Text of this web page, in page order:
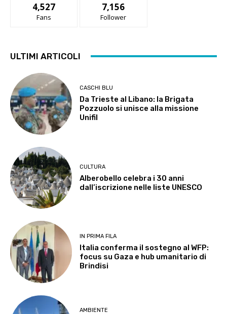
4,527
Fans
7,156
Follower
ULTIMI ARTICOLI
CASCHI BLU
Da Trieste al Libano: la Brigata
Pozzuolo si unisce alla missione
Unifil
CULTURA
Alberobello celebra i 30 anni
dall’iscrizione nelle liste UNESCO
IN PRIMA FILA
Italia conferma il sostegno al WFP:
focus su Gaza e hub umanitario di
Brindisi
AMBIENTE